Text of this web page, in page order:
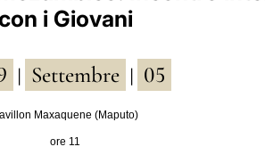
i Giovani
Settembre 05
Maxaquene (Maputo)
ore 11